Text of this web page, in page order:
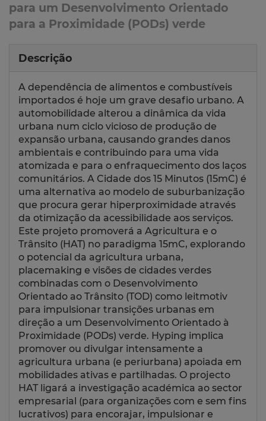
para um Desenvolvimento Orientado
para a Proximidade (PODs) verde
Descrição
A dependência de alimentos e combustíveis
importados é hoje um grave desafio urbano. A
automobilidade alterou a dinâmica da vida
urbana num ciclo vicioso de produção de
expansão urbana, causando grandes danos
ambientais e contribuindo para uma vida
atomizada e para o enfraquecimento dos laços
comunitários. A Cidade dos 15 Minutos (15mC) é
uma alternativa ao modelo de suburbanização
que procura gerar hiperproximidade através
da otimização da acessibilidade aos serviços.
Este projeto promoverá a Agricultura e o
Trânsito (HAT) no paradigma 15mC, explorando
o potencial da agricultura urbana,
placemaking e visões de cidades verdes
combinadas com o Desenvolvimento
Orientado ao Trânsito (TOD) como leitmotiv
para impulsionar transições urbanas em
direção a um Desenvolvimento Orientado à
Proximidade (PODs) verde. Hyping implica
promover ou divulgar intensamente a
agricultura urbana (e periurbana) apoiada em
mobilidades ativas e partilhadas. O projecto
HAT ligará a investigação académica ao sector
empresarial (para organizações com e sem fins
lucrativos) para encorajar, impulsionar e